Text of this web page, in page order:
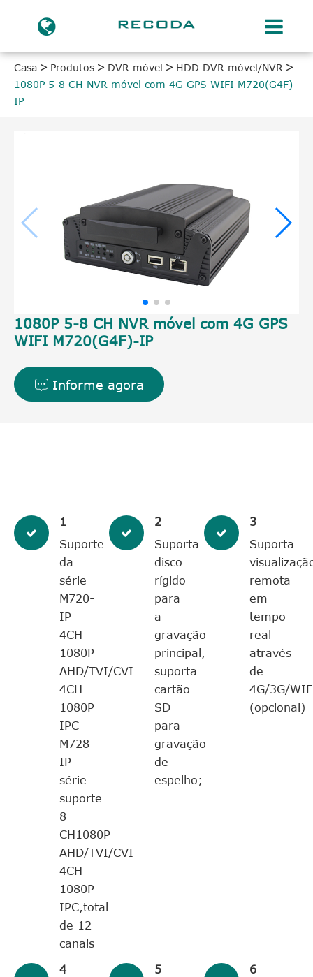
Casa Produtos DVR móvel
HDD DVR móvel/NVR
1080P 5-8 CH NVR móvel com 4G GPS WIFI M720(G4F)-
IP
1080P 5-8 CH NVR móvel com 4G GPS
WIFI M720(G4F)-IP
Informe agora
1
Suporte
da
série
M720-
IP
4CH
1080P
AHD/TVI/CVI
4CH
1080P
IPC
M728-
IP
série
suporte
8
CH1080P
AHD/TVI/CVI
4CH
1080P
IPC,total
de 12
canais
2
Suporta
disco
rígido
para
a
gravação
principal,
suporta
cartão
SD
para
gravação
de
espelho;
3
Suporta
remota
em
tempo
real
através
de
4G/3G/
(opcional)
4
5
6